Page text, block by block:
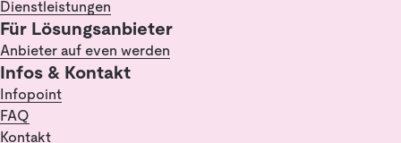
Dienstleistungen
Für Lösungsanbieter
Anbieter auf even werden
Infos & Kontakt
Infopoint
FAQ
Kontakt